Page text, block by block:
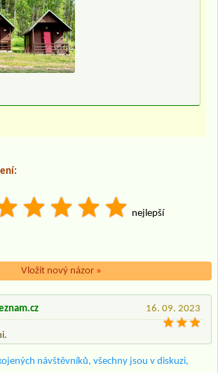
nejlepší
Vložit nový názor »
16. 09. 2023
návštěvníků, všechny jsou v diskuzi,